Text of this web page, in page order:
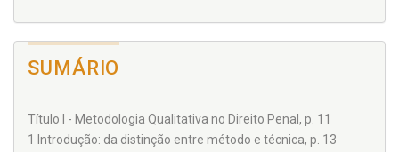
SUMÁRIO
Título I - Metodologia Qualitativa no Direito Penal, p. 11
1 Introdução: da distinção entre método e técnica, p. 13